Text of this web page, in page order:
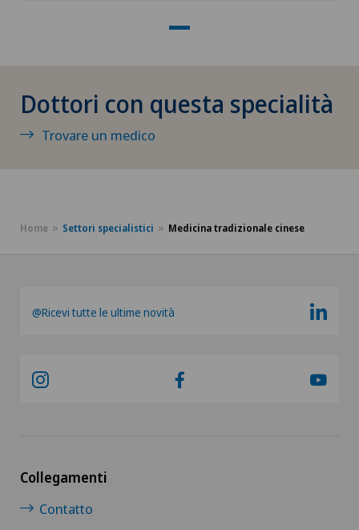
Chirurgia della tiroide (chirurgia endocrina)
Chirurgia dell’anca
Chirurgia mini-invasiva
Chirurgia ortopedica
Dottori con questa specialità
Trovare un medico
Home Settori specialistici Medicina tradizionale cinese
@Ricevi tutte le ultime novità
Collegamenti
Contatto